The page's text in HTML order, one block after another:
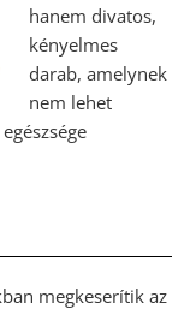
hanem divatos,
kényelmes
darab, amelynek
nem lehet
megkeserítik az